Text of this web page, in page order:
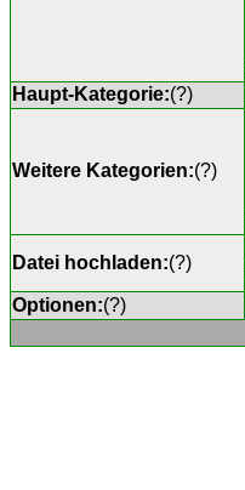
Haupt-Kategorie:(?)
Weitere Kategorien:(?)
Datei hochladen:(?)
Optionen:(?)